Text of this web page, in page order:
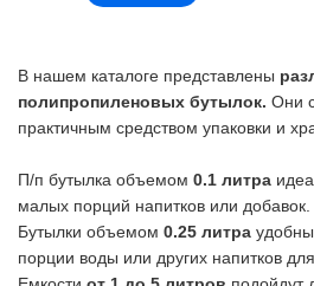
В нашем каталоге представлены
полипропиленовых бутылок. Они
практичным средством упаковки и
П/п бутылка объемом 0.1 литра
малых порций напитков или добавок.
Бутылки объемом 0.25 литра
порции воды или других напитков